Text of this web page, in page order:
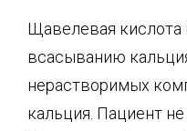
Щавелевая кислота
всасыванию
нерастворимых
кальция. Пациент